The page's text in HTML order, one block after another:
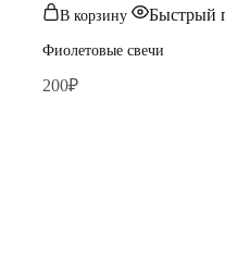
В корзину Быстрый
Фиолетовые свечи
200₽